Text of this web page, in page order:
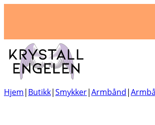
Hjem| Butikk|Smykker|Armbånd|